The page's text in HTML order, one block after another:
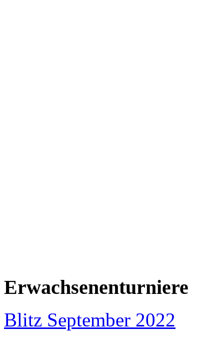
Erwachsenenturniere
Blitz September 2022